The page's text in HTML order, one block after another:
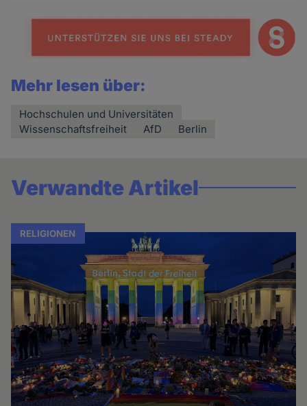
Mehr lesen über:
Hochschulen und Universitäten
Wissenschaftsfreiheit
AfD Berlin
Verwandte Artikel
RELIGIONEN